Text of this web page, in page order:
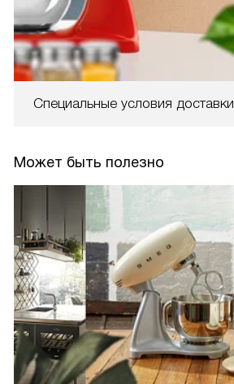
Специальные условия доставки
Может быть полезно